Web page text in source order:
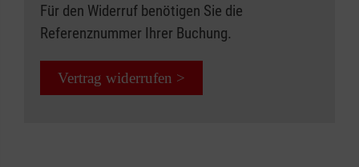
Für den Widerruf benötigen Sie die
Referenznummer Ihrer Buchung.
Vertrag widerrufen >